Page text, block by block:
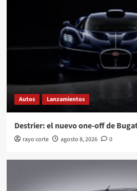
Autos Lanzamientos
Destrier: el nuevo one-off de
rayo corte agosto 8, 2026 0